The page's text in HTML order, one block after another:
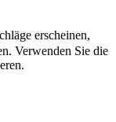
erscheinen,
Verwenden Sie die